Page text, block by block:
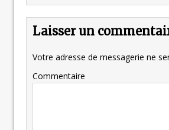
Laisser un
Votre adresse de messagerie ne
Commentaire